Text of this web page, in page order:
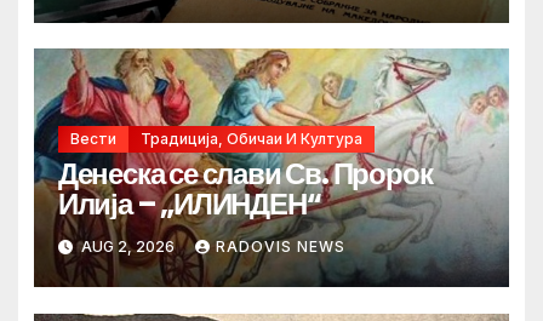
Вести Традиција, Обичаи И Култура
Денеска се слави Св. Пророк
Илија – „ИЛИНДЕН“
AUG 2, 2026 RADOVIS NEWS